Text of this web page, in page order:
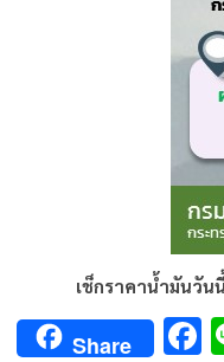
เช็กราคาน้ำมันวันนี้
Share